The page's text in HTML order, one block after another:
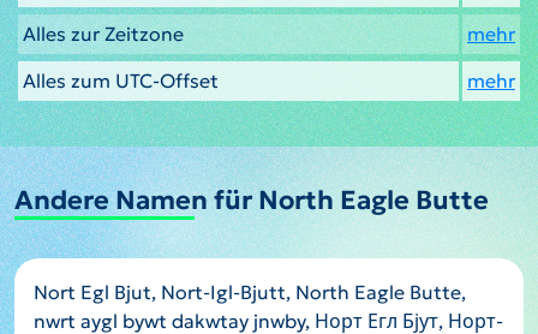
Alles zur Zeitzone
mehr
Alles zum UTC-Offset
mehr
Andere Namen für North Eagle Butte
Nort Egl Bjut, Nort-Igl-Bjutt, North Eagle Butte,
nwrt aygl bywt dakwtay jnwby, Норт Егл Бјут, Норт-